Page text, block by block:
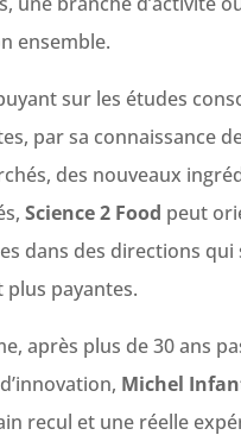
ensemble.
sur les études
par sa connaissance
des nouveaux
Science 2 Food peut
dans des directions qui
plus payantes.
après plus de 30 ans
Michel
recul et une réelle